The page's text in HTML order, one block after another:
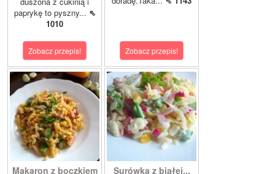
paprykę to pyszny... ⇖
1010
Zobacz przepis! Zobacz przepis!
Makaron z boczkiem
Surówka z białej...